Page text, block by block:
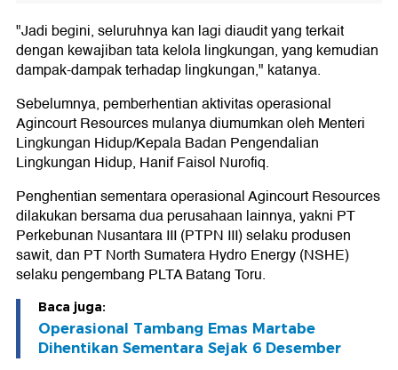
"Jadi begini, seluruhnya kan lagi diaudit yang terkait
dengan kewajiban tata kelola lingkungan, yang kemudian
dampak-dampak terhadap lingkungan," katanya.
Sebelumnya, pemberhentian aktivitas operasional
Agincourt Resources mulanya diumumkan oleh Menteri
Lingkungan Hidup/Kepala Badan Pengendalian
Lingkungan Hidup, Hanif Faisol Nurofiq.
Penghentian sementara operasional Agincourt Resources
dilakukan bersama dua perusahaan lainnya, yakni PT
Perkebunan Nusantara III (PTPN III) selaku produsen
sawit, dan PT North Sumatera Hydro Energy (NSHE)
selaku pengembang PLTA Batang Toru.
Baca juga:
Operasional Tambang Emas Martabe
Dihentikan Sementara Sejak 6 Desember